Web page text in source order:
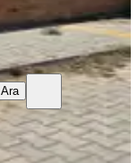
Ara